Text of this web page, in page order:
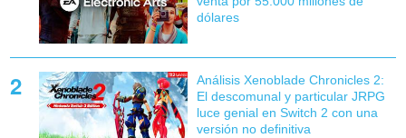
dólares
Análisis Xenoblade Chronicles 2:
El descomunal y particular JRPG
luce genial en Switch 2 con una
versión no definitiva